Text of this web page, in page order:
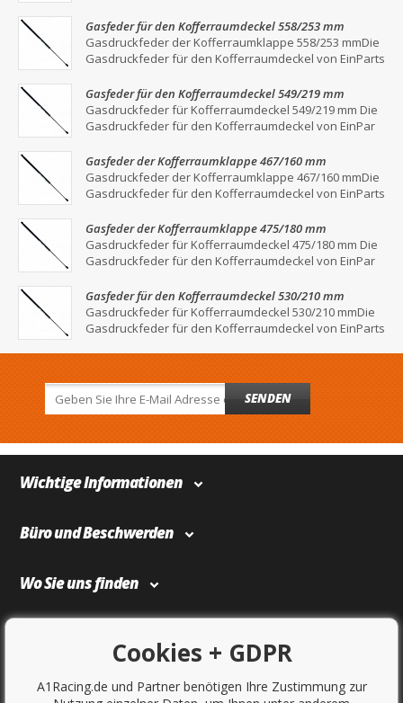
Gasfeder für den Kofferraumdeckel 558/253 mm
Gasdruckfeder der Kofferraumklappe 558/253 mmDie
Gasdruckfeder für den Kofferraumdeckel von EinParts
Gasfeder für den Kofferraumdeckel 549/219 mm
Gasdruckfeder für Kofferraumdeckel 549/219 mm Die
Gasdruckfeder für den Kofferraumdeckel von EinPar
Gasfeder der Kofferraumklappe 467/160 mm
Gasdruckfeder der Kofferraumklappe 467/160 mmDie
Gasdruckfeder für den Kofferraumdeckel von EinParts
Gasfeder der Kofferraumklappe 475/180 mm
Gasdruckfeder für Kofferraumdeckel 475/180 mm Die
Gasdruckfeder für den Kofferraumdeckel von EinPar
Gasfeder für den Kofferraumdeckel 530/210 mm
Gasdruckfeder für Kofferraumdeckel 530/210 mmDie
Gasdruckfeder für den Kofferraumdeckel von EinParts
SENDEN
Wichtige Informationen
Büro und Beschwerden
Wo Sie uns finden
Cookies + GDPR
A1Racing.de und Partner benötigen Ihre Zustimmung zur